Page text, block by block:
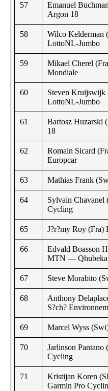
57
Emanuel
Argon 18
58
Wilco Kelderman
LottoNL-Jumbo
59
Mikael Cherel
Mondiale
60
Steven Kruijswijk
LottoNL-Jumbo
61
Bartosz Huzarski
18
62
Romain Sicard
Europcar
63 Mathias Frank
64
Sylvain
Cycling
65 J?r?my Roy (Fra)
66
Edvald Boasson
MTN — Qhubeka
67 Steve Morabito
68
Anthony
S?ch?
69 Marcel Wyss
70
Jarlinson
Cycling
71
Kristijan Koren
Garmin Pro